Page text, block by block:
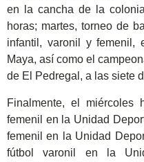
en la cancha de la
horas; martes, torneo de
infantil, varonil y femenil,
Maya, así como el
de El Pedregal, a las siete
Finalmente, el miércoles
femenil en la Unidad
femenil en la Unidad
fútbol varonil en la